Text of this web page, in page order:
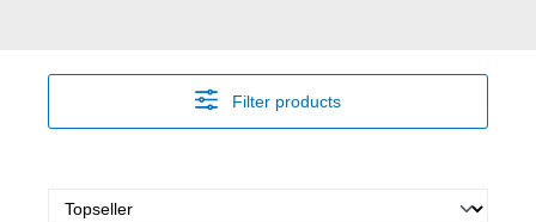
Filter products